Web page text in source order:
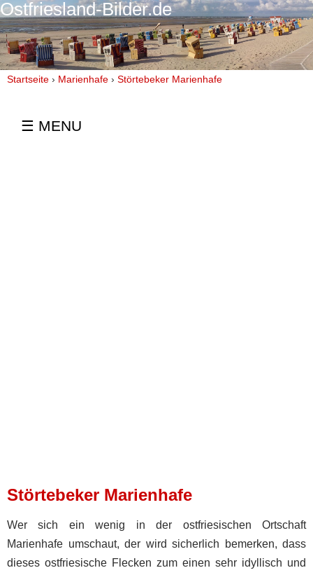
Ostfriesland-Bilder.de
Startseite Marienhafe Störtebeker Marienhafe
☰ MENU
Störtebeker Marienhafe
Wer sich ein wenig in der ostfriesischen Ortschaft
Marienhafe umschaut, der wird sicherlich bemerken, dass
dieses ostfriesische Flecken zum einen sehr idyllisch und